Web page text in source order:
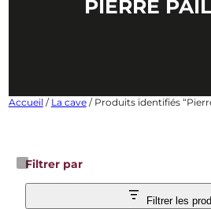
PIERRE
Accueil / La cave/ Produits identifiés
Filtrer par
Filtrer les